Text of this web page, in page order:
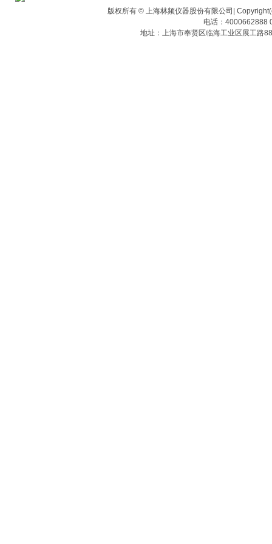
版权所有 © 上海林频仪器股份有限公司|
电话：4000662888
地址：上海市奉贤区临海工业区展工路